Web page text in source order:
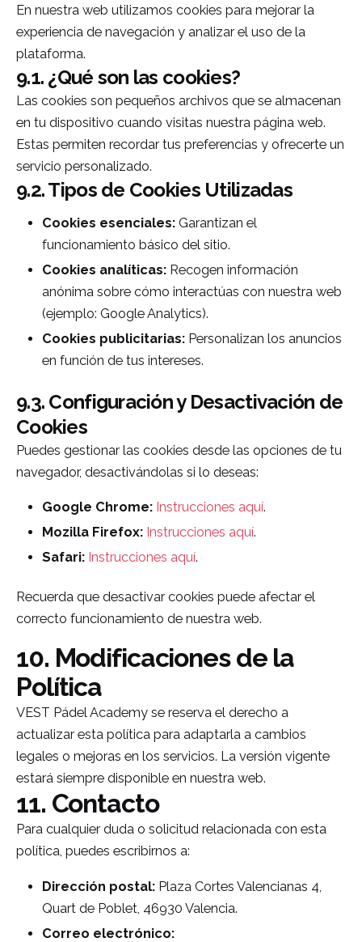
En nuestra web utilizamos cookies para mejorar la
experiencia de navegación y analizar el uso de la
plataforma.
9.1. ¿Qué son las cookies?
Las cookies son pequeños archivos que se almacenan
en tu dispositivo cuando visitas nuestra página web.
Estas permiten recordar tus preferencias y ofrecerte un
servicio personalizado.
9.2. Tipos de Cookies Utilizadas
Cookies esenciales: Garantizan el
funcionamiento básico del sitio.
Cookies analíticas: Recogen información
anónima sobre cómo interactúas con nuestra web
(ejemplo: Google Analytics).
Cookies publicitarias: Personalizan los anuncios
en función de tus intereses.
9.3. Configuración y Desactivación de
Cookies
Puedes gestionar las cookies desde las opciones de tu
navegador, desactivándolas si lo deseas:
Google Chrome: Instrucciones aquí.
Mozilla Firefox: Instrucciones aquí.
Safari: Instrucciones aquí.
Recuerda que desactivar cookies puede afectar el
correcto funcionamiento de nuestra web.
10. Modificaciones de la
Política
VEST Pádel Academy se reserva el derecho a
actualizar esta política para adaptarla a cambios
legales o mejoras en los servicios. La versión vigente
estará siempre disponible en nuestra web.
11. Contacto
Para cualquier duda o solicitud relacionada con esta
política, puedes escribirnos a:
Dirección postal: Plaza Cortes Valencianas 4,
Quart de Poblet, 46930 Valencia.
Correo electrónico: